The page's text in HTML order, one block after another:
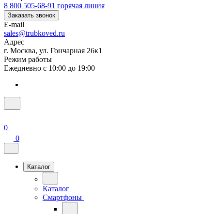
8 800 505-68-91 горячая линия
Заказать звонок
E-mail
sales@trubkoved.ru
Адрес
г. Москва, ул. Гончарная 26к1
Режим работы
Ежедневно с 10:00 до 19:00
0
0
Каталог
Каталог
Смартфоны